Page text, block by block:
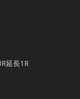
延長1R